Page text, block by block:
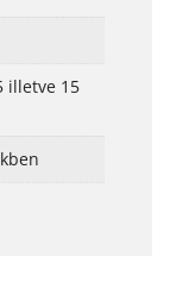
illetve 15